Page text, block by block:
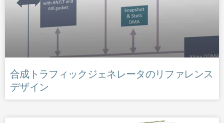
合成トラフィックジェネレータのリファレンス
デザイン